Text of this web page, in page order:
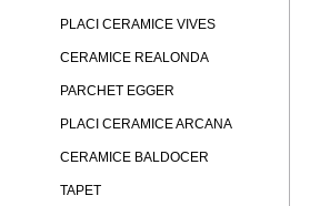
PLACI CERAMICE VIVES
CERAMICE REALONDA
PARCHET EGGER
PLACI CERAMICE ARCANA
CERAMICE BALDOCER
TAPET